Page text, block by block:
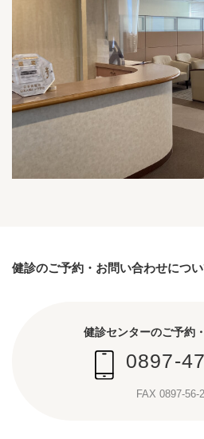
健診のご予約・お問い合わせにつ
健診センターのご予約
0897-
FAX 0897-56-